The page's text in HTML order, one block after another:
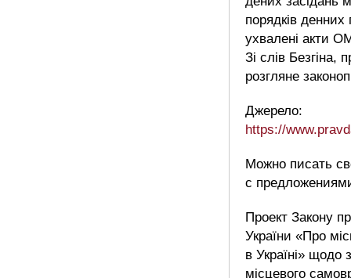
порядків денних
ухвалені акти
Зі слів Безгіна,
розгляне
Джерело:
https://
Можно писать
с
Проект Закону
України «Про
в Україні» щодо
місцевого